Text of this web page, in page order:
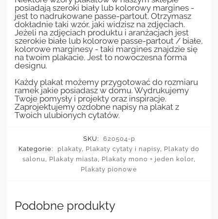
posiadają szeroki biały lub kolorowy margines -
jest to nadrukowane passe-partout. Otrzymasz
dokładnie taki wzór, jaki widzisz na zdjęciach.
Jeżeli na zdjęciach produktu i aranżacjach jest
szerokie białe lub kolorowe passe-partout / białe,
kolorowe marginesy - taki margines znajdzie się
na twoim plakacie. Jest to nowoczesna forma
designu.
Każdy plakat możemy przygotować do rozmiaru
ramek jakie posiadasz w domu. Wydrukujemy
Twoje pomysły i projekty oraz inspiracje.
Zaprojektujemy ozdobne napisy na plakat z
Twoich ulubionych cytatów.
SKU:
620504-p
Kategorie:
plakaty, Plakaty cytaty i napisy, Plakaty do
salonu , Plakaty miasta, Plakaty mono + jeden kolor,
Plakaty pionowe
Podobne produkty